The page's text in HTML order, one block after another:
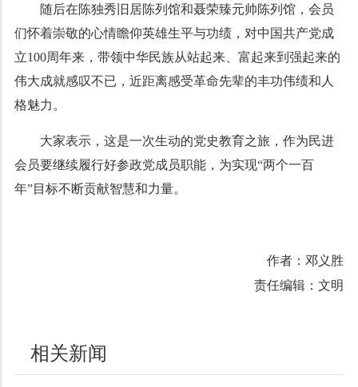
随后在陈独秀旧居陈列馆和聂荣臻元帅陈列馆，会员
们怀着崇敬的心情瞻仰英雄生平与功绩，对中国共产党成
立100周年来，带领中华民族从站起来、富起来到强起来的
伟大成就感叹不已，近距离感受革命先辈的丰功伟绩和人
格魅力。
大家表示，这是一次生动的党史教育之旅，作为民进
会员要继续履行好参政党成员职能，为实现“两个一百
年”目标不断贡献智慧和力量。
作者：邓义胜
责任编辑：文明
相关新闻